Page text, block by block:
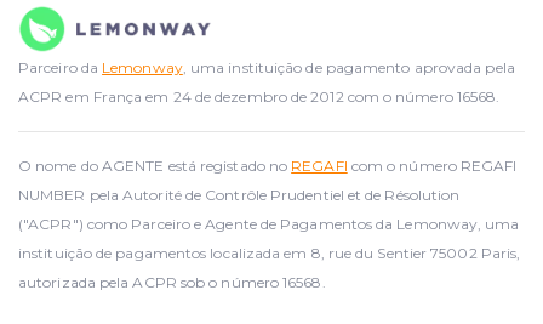
Parceiro da Lemonway, uma instituição de pagamento aprovada pela
ACPR em França em 24 de dezembro de 2012 com o número 16568.
O nome do AGENTE está registado no REGAFI com o número REGAFI
NUMBER pela Autorité de Contrôle Prudentiel et de Résolution
("ACPR") como Parceiro e Agente de Pagamentos da Lemonway, uma
instituição de pagamentos localizada em 8, rue du Sentier 75002 Paris,
autorizada pela ACPR sob o número 16568.